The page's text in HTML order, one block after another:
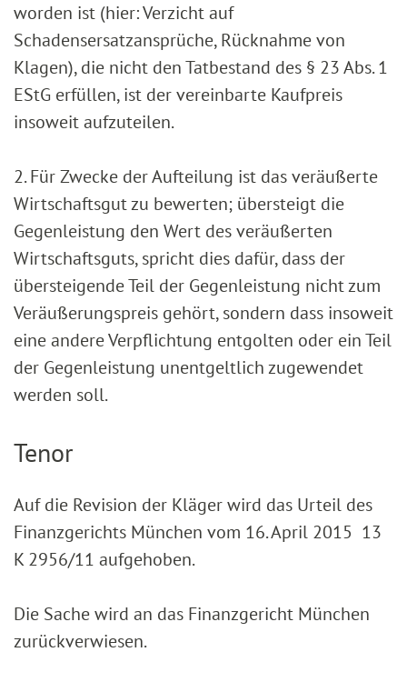
worden ist (hier: Verzicht auf
Schadensersatzansprüche, Rücknahme von
Klagen), die nicht den Tatbestand des § 23 Abs. 1
EStG erfüllen, ist der vereinbarte Kaufpreis
insoweit aufzuteilen.
2. Für Zwecke der Aufteilung ist das veräußerte
Wirtschaftsgut zu bewerten; übersteigt die
Gegenleistung den Wert des veräußerten
Wirtschaftsguts, spricht dies dafür, dass der
übersteigende Teil der Gegenleistung nicht zum
Veräußerungspreis gehört, sondern dass insoweit
eine andere Verpflichtung entgolten oder ein Teil
der Gegenleistung unentgeltlich zugewendet
werden soll.
Tenor
Auf die Revision der Kläger wird das Urteil des
Finanzgerichts München vom 16. April 2015 13
K 2956/11 aufgehoben.
Die Sache wird an das Finanzgericht München
zurückverwiesen.